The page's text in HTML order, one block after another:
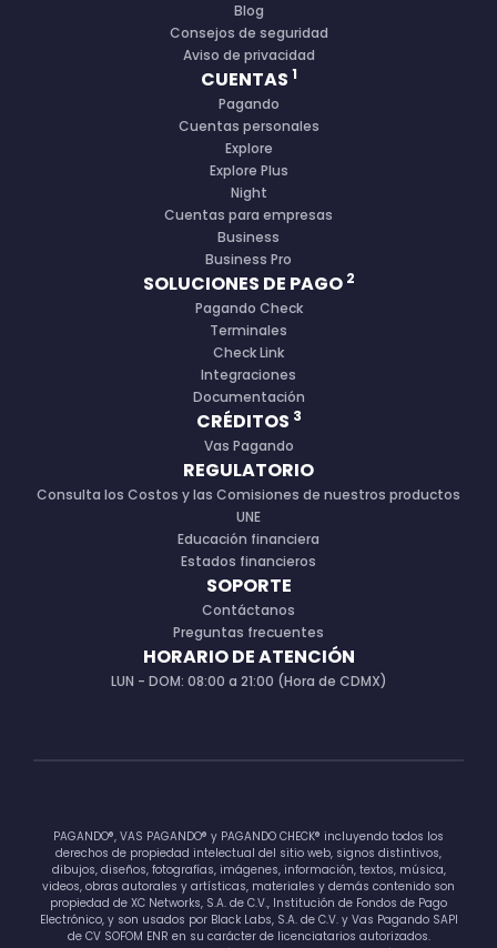
Blog
Consejos de seguridad
Aviso de privacidad
CUENTAS 1
Pagando
Cuentas personales
Explore
Explore Plus
Night
Cuentas para empresas
Business
Business Pro
SOLUCIONES DE PAGO 2
Pagando Check
Terminales
Check Link
Integraciones
Documentación
CRÉDITOS 3
Vas Pagando
REGULATORIO
Consulta los Costos y las Comisiones de nuestros productos
UNE
Educación financiera
Estados financieros
SOPORTE
Contáctanos
Preguntas frecuentes
HORARIO DE ATENCIÓN
LUN - DOM: 08:00 a 21:00 (Hora de CDMX)
PAGANDO®, VAS PAGANDO® y PAGANDO CHECK® incluyendo todos los
derechos de propiedad intelectual del sitio web, signos distintivos,
dibujos, diseños, fotografías, imágenes, información, textos, música,
videos, obras autorales y artísticas, materiales y demás contenido son
propiedad de XC Networks, S.A. de C.V., Institución de Fondos de Pago
Electrónico, y son usados por Black Labs, S.A. de C.V. y Vas Pagando SAPI
de CV SOFOM ENR en su carácter de licenciatarios autorizados.